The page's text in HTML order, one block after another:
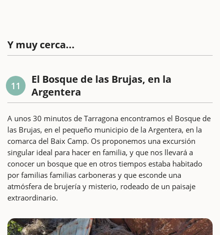
Y muy cerca...
11
El Bosque de las Brujas, en la
Argentera
A unos 30 minutos de Tarragona encontramos el Bosque de
las Brujas, en el pequeño municipio de la Argentera, en la
comarca del Baix Camp. Os proponemos una excursión
singular ideal para hacer en familia, y que nos llevará a
conocer un bosque que en otros tiempos estaba habitado
por familias familias carboneras y que esconde una
atmósfera de brujería y misterio, rodeado de un paisaje
extraordinario.